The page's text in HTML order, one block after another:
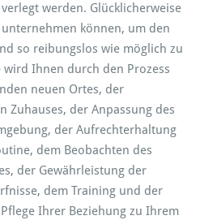
u
e
U
m
b
u
o
d
e
werden. Glücklicherweise
können, um den
so reibungslos wie möglich zu
wird Ihnen durch den Prozess
neuen Ortes, der
Zuhauses, der Anpassung des
der Aufrechterhaltung
dem Beobachten des
der Gewährleistung der
dem Training und der
Ihrer Beziehung zu Ihrem